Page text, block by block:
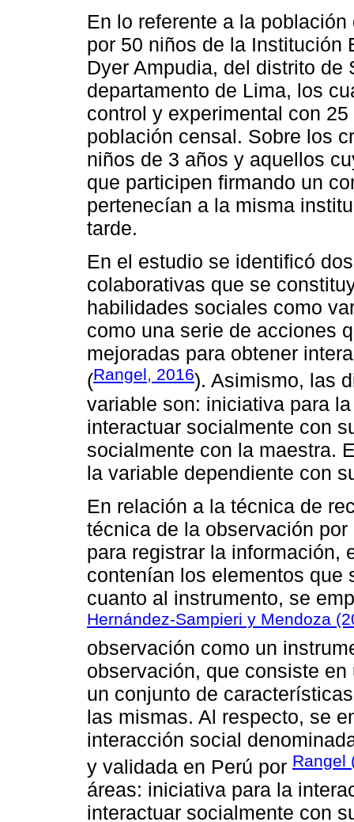
En lo referente a la
por 50 niños de la Institución
Dyer Ampudia, del distrito
departamento de Lima, los
control y experimental con
población censal. Sobre los
niños de 3 años y aquellos
que participen firmando un
pertenecían a la misma
tarde.
En el estudio se identificó
colaborativas que se
habilidades sociales como
como una serie de acciones
mejoradas para obtener
(Rangel, 2016). Asimismo, las
variable son: iniciativa para
interactuar socialmente con
socialmente con la maestra.
la variable dependiente con
En relación a la técnica de
técnica de la observación
para registrar la información,
contenían los elementos que
cuanto al instrumento, se
Hernández-Sampieri y Mendoza
observación como un
observación, que consiste
un conjunto de
las mismas. Al respecto, se
interacción social
y validada en Perú por Rangel
áreas: iniciativa para la
interactuar socialmente con